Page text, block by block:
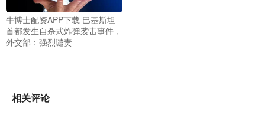
牛博士配资APP下载 巴基斯坦
首都发生自杀式炸弹袭击事件，
外交部：强烈谴责
相关评论